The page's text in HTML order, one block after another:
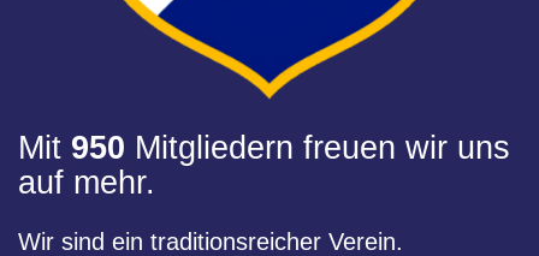
Mit 950 Mitgliedern freuen wir uns
auf mehr.
Wir sind ein traditionsreicher Verein.